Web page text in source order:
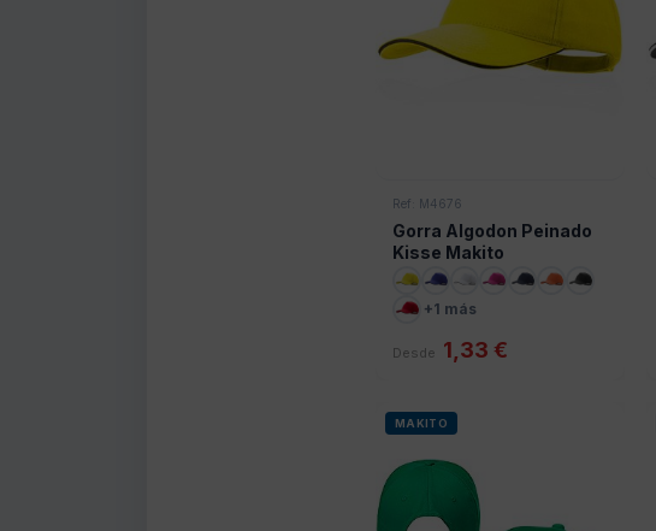
Ref: M4676
Gorra Algodon Peinado
Kisse Makito
+1 más
Desde 1,33 €
MAKITO